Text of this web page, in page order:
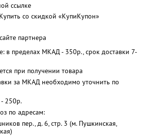
ссылке
со скидкой «КупиКупон»
партнера
в пределах МКАД - 350р., срок доставки 7-
при получении товара
за МКАД необходимо уточнить по
250р.
по адресам:
пер., д. 6, стр. 3 (м. Пушкинская,